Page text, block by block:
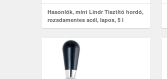
Hasonlók, mint Lindr Tisztító hordó,
rozsdamentes acél, lapos, 5 l